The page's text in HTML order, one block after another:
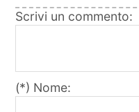
Scrivi un commento:
(*) Nome: